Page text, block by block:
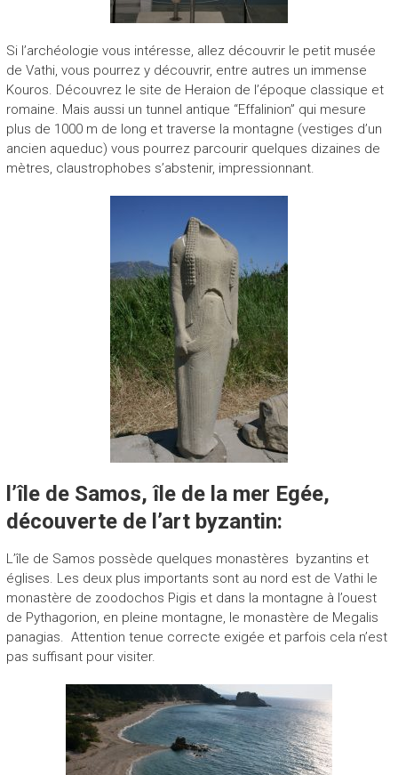
Si l’archéologie vous intéresse, allez découvrir le petit musée
de Vathi, vous pourrez y découvrir, entre autres un immense
Kouros. Découvrez le site de Heraion de l’époque classique et
romaine. Mais aussi un tunnel antique “Effalinion” qui mesure
plus de 1000 m de long et traverse la montagne (vestiges d’un
ancien aqueduc) vous pourrez parcourir quelques dizaines de
mètres, claustrophobes s’abstenir, impressionnant.
l’île de Samos, île de la mer Egée,
découverte de l’art byzantin:
L’île de Samos possède quelques monastères byzantins et
églises. Les deux plus importants sont au nord est de Vathi le
monastère de zoodochos Pigis et dans la montagne à l’ouest
de Pythagorion, en pleine montagne, le monastère de Megalis
panagias. Attention tenue correcte exigée et parfois cela n’est
pas suffisant pour visiter.